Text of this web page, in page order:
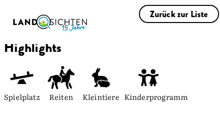
Zurück zur Liste
Highlights
Spielplatz Reiten Kleintiere Kinderprogramm